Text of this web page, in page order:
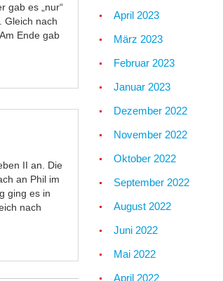
gab es „nur“
Gleich nach
Ende gab
II an. Die
an Phil im
ging es in
nach
April 2023
März 2023
Februar 2023
Januar 2023
Dezember 2022
November 2022
Oktober 2022
September 2022
August 2022
Juni 2022
Mai 2022
April 2022